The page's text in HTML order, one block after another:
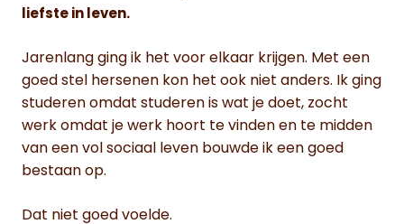
liefste in leven.
Jarenlang ging ik het voor elkaar krijgen. Met een
goed stel hersenen kon het ook niet anders. Ik ging
studeren omdat studeren is wat je doet, zocht
werk omdat je werk hoort te vinden en te midden
van een vol sociaal leven bouwde ik een goed
bestaan op.
Dat niet goed voelde.